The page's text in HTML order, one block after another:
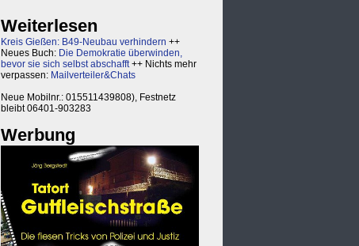
Weiterlesen
Kreis Gießen: B49-Neubau verhindern ++
Neues Buch: Die Demokratie überwinden,
bevor sie sich selbst abschafft++ Nichts mehr
verpassen: Mailverteiler&Chats
Neue Mobilnr.: 015511439808), Festnetz
bleibt 06401-903283
Werbung